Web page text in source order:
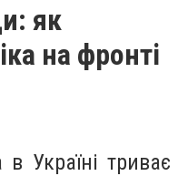
як
на фронті
Україні триває